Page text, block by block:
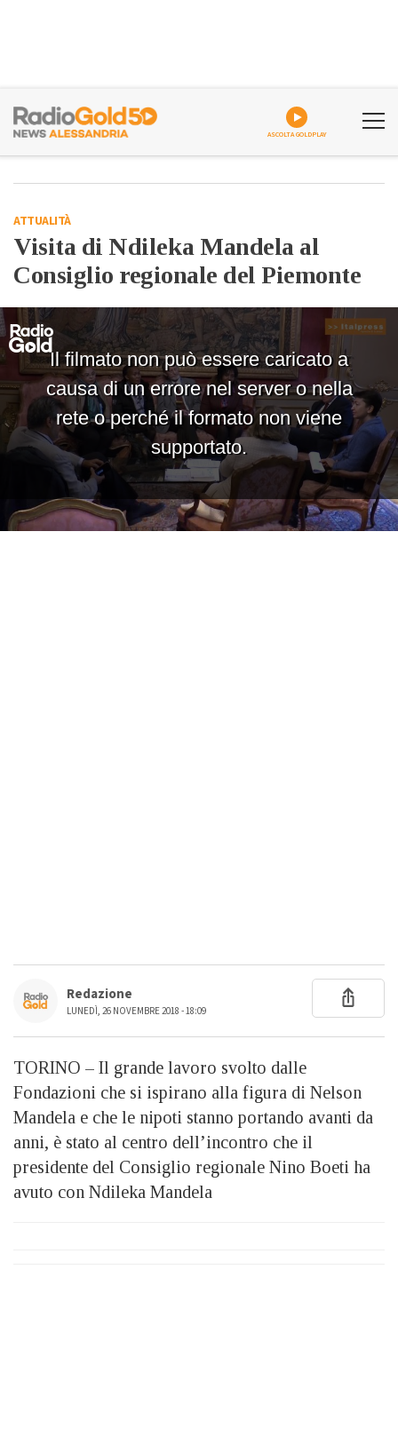
ASCOLTA GOLDPLAY
ATTUALITÀ
Visita di Ndileka Mandela al
Consiglio regionale del Piemonte
Redazione
LUNEDÌ, 26 NOVEMBRE 2018 - 18:09
TORINO – Il grande lavoro svolto dalle
Fondazioni che si ispirano alla figura di Nelson
Mandela e che le nipoti stanno portando avanti da
anni, è stato al centro dell’incontro che il
presidente del Consiglio regionale Nino Boeti ha
avuto con Ndileka Mandela